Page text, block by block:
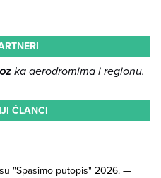
ka aerodromima i regionu.
ČLANCI
"Spasimo putopis" 2026. —